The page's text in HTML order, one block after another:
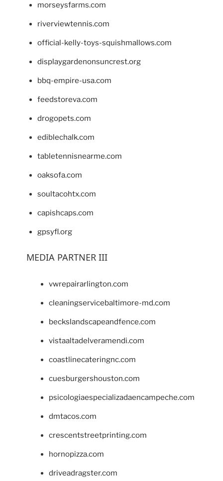
morseysfarms.com
riverviewtennis.com
official-kelly-toys-squishmallows.com
displaygardenonsuncrest.org
bbq-empire-usa.com
feedstoreva.com
drogopets.com
ediblechalk.com
tabletennisnearme.com
oaksofa.com
soultacohtx.com
capishcaps.com
gpsyfl.org
MEDIA PARTNER III
vwrepairarlington.com
cleaningservicebaltimore-md.com
beckslandscapeandfence.com
vistaaltadelveramendi.com
coastlinecateringnc.com
cuesburgershouston.com
psicologiaespecializadaencampeche.com
dmtacos.com
crescentstreetprinting.com
hornopizza.com
driveadragster.com